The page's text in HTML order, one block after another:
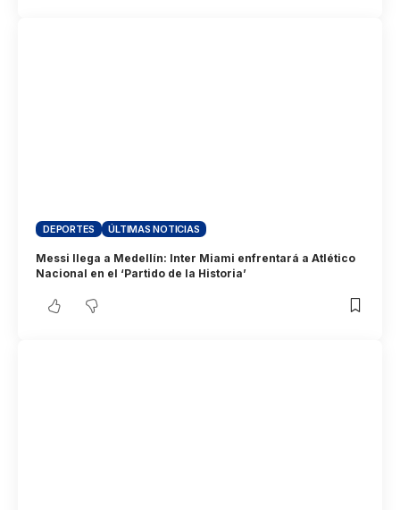
DEPORTES ÚLTIMAS NOTICIAS
Messi llega a Medellín: Inter Miami enfrentará a Atlético
Nacional en el ‘Partido de la Historia’